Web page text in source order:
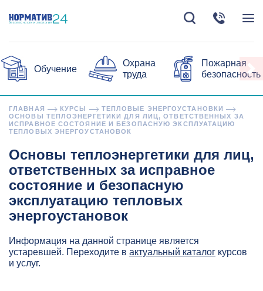
Обучение
Охрана
труда
Пожарная
безопасность
ГЛАВНАЯ КУРСЫ
ТЕПЛОВЫЕ ЭНЕРГОУСТАНОВКИ
ОСНОВЫ ТЕПЛОЭНЕРГЕТИКИ ДЛЯ ЛИЦ, ОТВЕТСТВЕННЫХ ЗА
ИСПРАВНОЕ СОСТОЯНИЕ И БЕЗОПАСНУЮ ЭКСПЛУАТАЦИЮ
ТЕПЛОВЫХ ЭНЕРГОУСТАНОВОК
Основы теплоэнергетики для лиц,
ответственных за исправное
состояние и безопасную
эксплуатацию тепловых
энергоустановок
Информация на данной странице является
устаревшей. Переходите в актуальный каталог курсов
и услуг.